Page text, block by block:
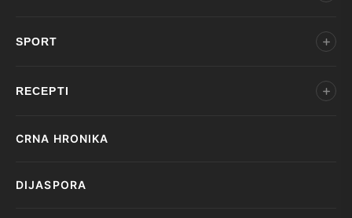
SPORT
RECEPTI
CRNA HRONIKA
DIJASPORA